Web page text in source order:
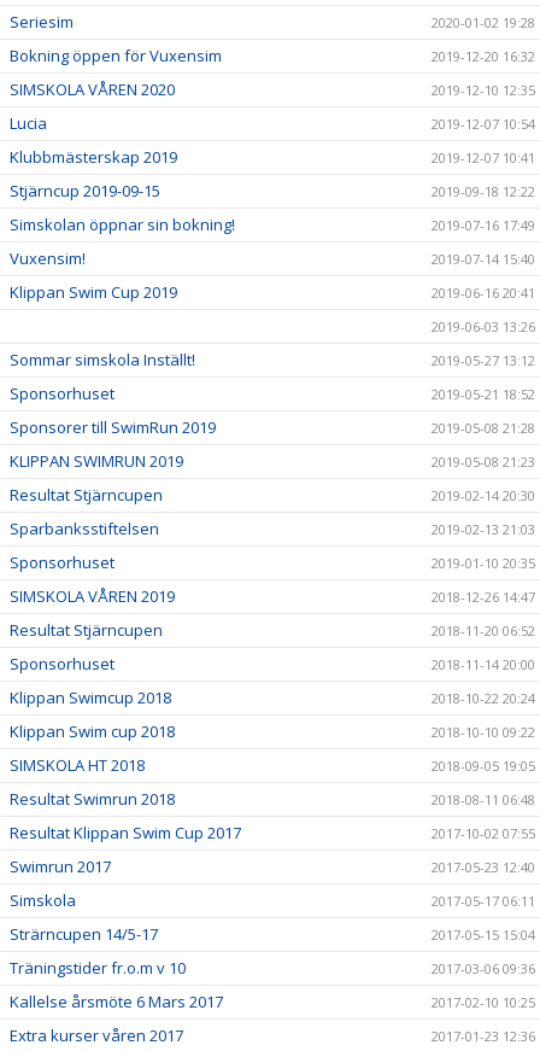
Seriesim 2020-01-02 19:28
Bokning öppen för Vuxensim 2019-12-20 16:32
SIMSKOLA VÅREN 2020 2019-12-10 12:35
Lucia 2019-12-07 10:54
Klubbmästerskap 2019 2019-12-07 10:41
Stjärncup 2019-09-15 2019-09-18 12:22
Simskolan öppnar sin bokning! 2019-07-16 17:49
Vuxensim! 2019-07-14 15:40
Klippan Swim Cup 2019
2019-06-16 20:41
2019-06-03 13:26
Sommar simskola Inställt! 2019-05-27 13:12
Sponsorhuset 2019-05-21 18:52
Sponsorer till SwimRun 2019 2019-05-08 21:28
KLIPPAN SWIMRUN 2019 2019-05-08 21:23
Resultat Stjärncupen 2019-02-14 20:30
Sparbanksstiftelsen 2019-02-13 21:03
Sponsorhuset 2019-01-10 20:35
SIMSKOLA VÅREN 2019 2018-12-26 14:47
Resultat Stjärncupen 2018-11-20 06:52
Sponsorhuset 2018-11-14 20:00
Klippan Swimcup 2018 2018-10-22 20:24
Klippan Swim cup 2018 2018-10-10 09:22
SIMSKOLA HT 2018 2018-09-05 19:05
Resultat Swimrun 2018 2018-08-11 06:48
Resultat Klippan Swim Cup 2017 2017-10-02 07:55
Swimrun 2017 2017-05-23 12:40
Simskola 2017-05-17 06:11
Strärncupen 14/5-17 2017-05-15 15:04
Träningstider fr.o.m v 10 2017-03-06 09:36
Kallelse årsmöte 6 Mars 2017 2017-02-10 10:25
Extra kurser våren 2017 2017-01-23 12:36